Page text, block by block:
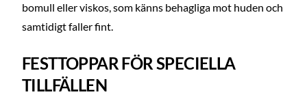
bomull eller viskos, som känns behagliga mot huden och
samtidigt faller fint.
FESTTOPPAR FÖR SPECIELLA
TILLFÄLLEN